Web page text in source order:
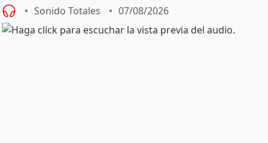
Sonido Totales 07/08/2026